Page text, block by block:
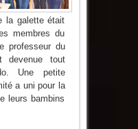
la galette était
membres du
professeur du
devenue tout
Une petite
a uni pour la
leurs bambins